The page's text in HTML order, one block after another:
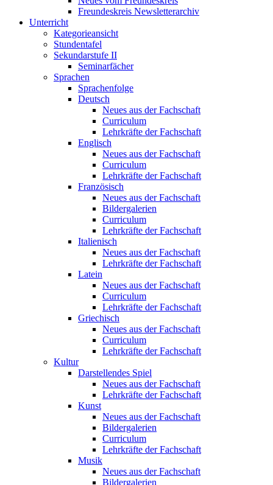
Freundeskreis Newsletterarchiv
Unterricht
Kategorieansicht
Stundentafel
Sekundarstufe II
Seminarfächer
Sprachen
Sprachenfolge
Deutsch
Neues aus der Fachschaft
Curriculum
Lehrkräfte der Fachschaft
Englisch
Neues aus der Fachschaft
Curriculum
Lehrkräfte der Fachschaft
Französisch
Neues aus der Fachschaft
Bildergalerien
Curriculum
Lehrkräfte der Fachschaft
Italienisch
Neues aus der Fachschaft
Lehrkräfte der Fachschaft
Latein
Neues aus der Fachschaft
Curriculum
Lehrkräfte der Fachschaft
Griechisch
Neues aus der Fachschaft
Curriculum
Lehrkräfte der Fachschaft
Kultur
Darstellendes Spiel
Neues aus der Fachschaft
Lehrkräfte der Fachschaft
Kunst
Neues aus der Fachschaft
Bildergalerien
Curriculum
Lehrkräfte der Fachschaft
Musik
Neues aus der Fachschaft
Bildergalerien